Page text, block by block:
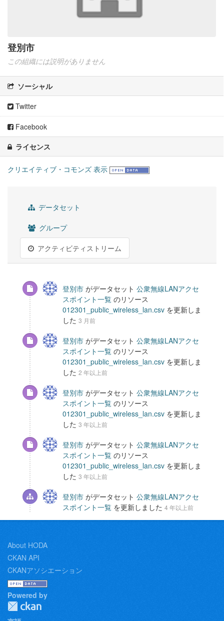
登別市
この組織には説明がありません
ソーシャル
Twitter
Facebook
ライセンス
クリエイティブ・コモンズ 表示
データセット
グループ
アクティビティストリーム
登別市 がデータセット 公衆無線LANアクセ
スポイント一覧 のリソース
012301_public_wireless_lan.csv を更新しま
した 3 月前
登別市 がデータセット 公衆無線LANアクセ
スポイント一覧 のリソース
012301_public_wireless_lan.csv を更新しま
した 2 年以上前
登別市 がデータセット 公衆無線LANアクセ
スポイント一覧 のリソース
012301_public_wireless_lan.csv を更新しま
した 3 年以上前
登別市 がデータセット 公衆無線LANアクセ
スポイント一覧 のリソース
012301_public_wireless_lan.csv を更新しま
した 3 年以上前
登別市 がデータセット 公衆無線LANアクセ
スポイント一覧 を更新しました 4 年以上前
About HODA
CKAN API
CKANアソシエーション
Powered by